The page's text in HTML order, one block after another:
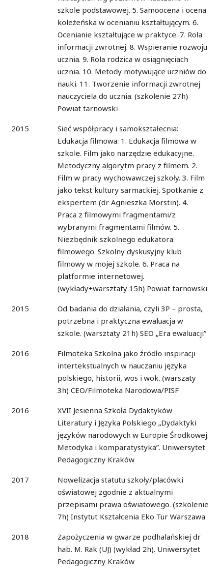
szkole podstawowej. 5. Samoocena i ocena
koleżeńska w ocenianiu kształtującym. 6.
Ocenianie kształtujące w praktyce. 7. Rola
informacji zwrotnej. 8. Wspieranie rozwoju
ucznia. 9. Rola rodzica w osiągnięciach
ucznia. 10. Metody motywujące uczniów do
nauki. 11. Tworzenie informacji zwrotnej
nauczyciela do ucznia. (szkolenie 27h)
Powiat tarnowski
2015
Sieć współpracy i samokształecnia:
Edukacja filmowa: 1. Edukacja filmowa w
szkole. Film jako narzędzie edukacyjne.
Metodyczny algorytm pracy z filmem. 2.
Film w pracy wychowawczej szkoły. 3. Film
jako tekst kultury sarmackiej. Spotkanie z
ekspertem (dr Agnieszka Morstin). 4.
Praca z filmowymi fragmentami/z
wybranymi fragmentami filmów. 5.
Niezbędnik szkolnego edukatora
filmowego. Szkolny dyskusyjny klub
filmowy w mojej szkole. 6. Praca na
platformie internetowej.
(wykłady+warsztaty 15h) Powiat tarnowski
2015
Od badania do działania, czyli 3P – prosta,
potrzebna i praktyczna ewaluacja w
szkole. (warsztaty 21h) SEO „Era ewaluacji”
2016
Filmoteka Szkolna jako źródło inspiracji
intertekstualnych w nauczaniu języka
polskiego, historii, wos i wok. (warszaty
3h) CEO/Filmoteka Narodowa/PISF
2016
XVII Jesienna Szkoła Dydaktyków
Literatury i Języka Polskiego „Dydaktyki
języków narodowych w Europie Środkowej.
Metodyka i komparatystyka”. Uniwersytet
Pedagogiczny Kraków
2017
Nowelizacja statutu szkoły/placówki
oświatowej zgodnie z aktualnymi
przepisami prawa oświatowego. (szkolenie
7h) Instytut Kształcenia Eko Tur Warszawa
2018
Zapożyczenia w gwarze podhalańskiej dr
hab. M. Rak (UJ) (wykład 2h). Uniwersytet
Pedagogiczny Kraków